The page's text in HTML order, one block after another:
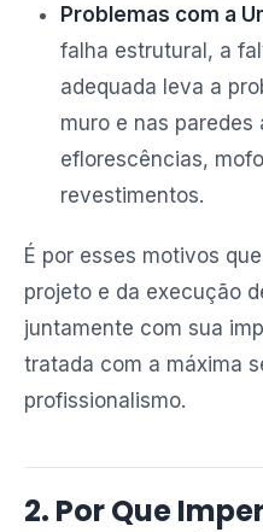
Problemas com a
falha estrutural, a
adequada leva a
muro e nas
eflorescências,
revestimentos.
É por esses motivos
projeto e da execução
juntamente com sua
tratada com a máxima
profissionalismo.
2. Por Que